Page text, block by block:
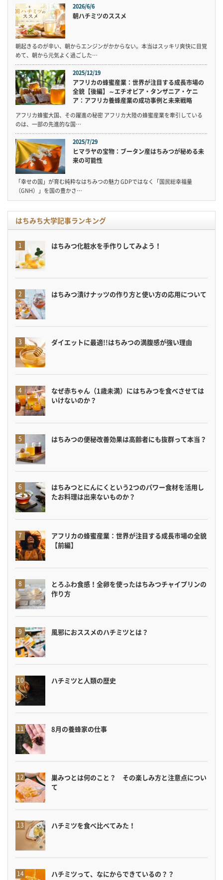
2026/6/6
朝ハチミツのススメ
朝起きるのが辛い、朝からエンジンがかからない。本当はスッキリ爽快に目覚
めて、朝から元気よく過ごした…
2025/12/19
アフリカの蜂蜜産業：世界が注目する成長市場の
全貌【後編】～エチオピア・タンザニア・ケニ
ア：アフリカ養蜂産業の成功事例と未来戦略
アフリカ蜂蜜大国、その躍進の秘密 アフリカ大陸の蜂蜜産業を牽引している
のは、一部の先進的な国…
2025/7/29
ヒマラヤの宝物：ブータン産はちみつが秘める未
来の可能性
「幸せの国」が育む純粋なはちみつの魅力 GDPではなく「国民総幸福量
（GNH）」を国の豊かさ…
はちみち大学記事ランキング
はちみつ化粧水を手作りしてみよう！
はちみつ漬けナッツの作り方と使い方の応用について
ダイエットに最適!!はちみつの満腹感が強い理由
なぜ赤ちゃん（1歳未満）にはちみつを食べさせては
いけないのか？
はちみつの便秘改善効果は高齢者にも抜群って本当？
はちみつとにんにくという2つのパワー食材を活用し
たお料理は出来ないものか？
アフリカの蜂蜜産業：世界が注目する成長市場の全貌
【前編】
とろふわ食感！全卵を使ったはちみつチャイプリンの
作り方
風邪におススメのハチミツとは？
ハチミツと人類の歴史
8月の養蜂家の仕事
巣みつとは何のこと？ その楽しみ方と注意点につい
て
ハチミツを食べ比べてみた！
ハチミツって、なにからできているの？？